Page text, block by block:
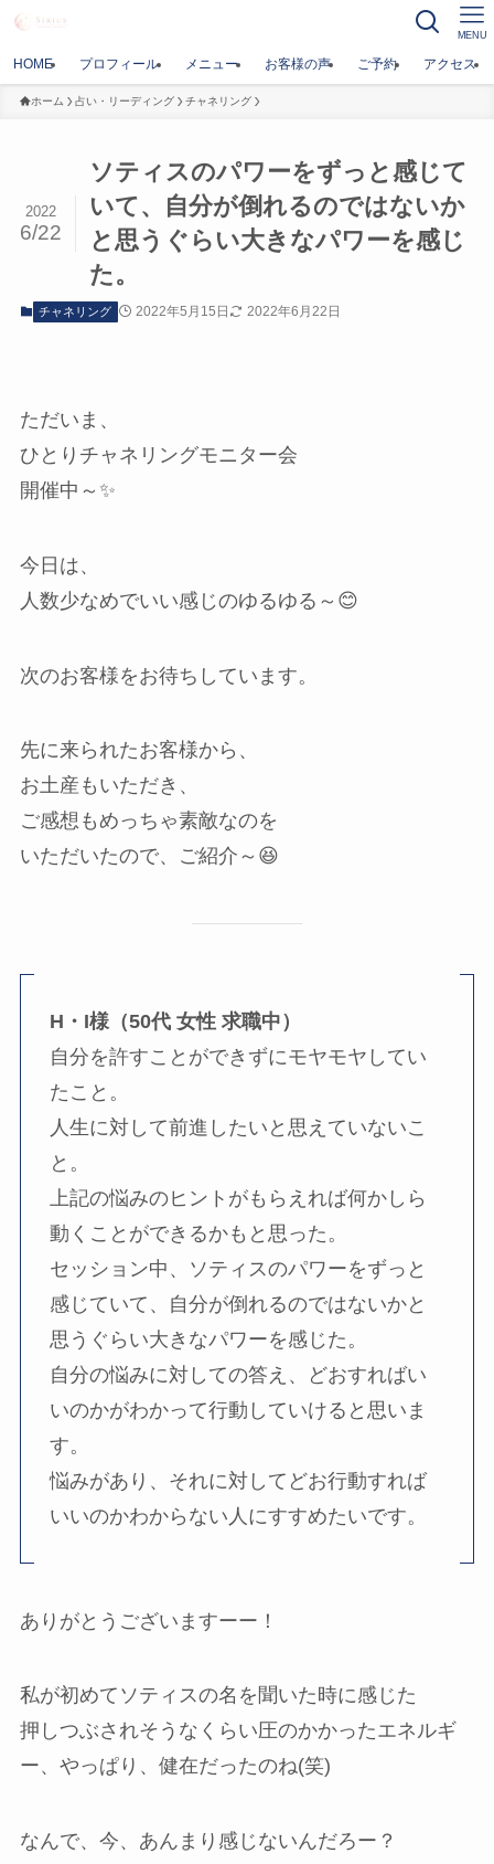
MENU
HOME プロフィール メニュー お客様の声 ご予約 アクセス
ホーム 占い・リーディング チャネリング
ソティスのパワーをずっと感じて
いて、自分が倒れるのではないか
と思うぐらい大きなパワーを感じ
た。
2022
6/22
チャネリング 2022年5月15日 2022年6月22日
ただいま、
ひとりチャネリングモニター会
開催中～✨
今日は、
人数少なめでいい感じのゆるゆる～😊
次のお客様をお待ちしています。
先に来られたお客様から、
お土産もいただき、
ご感想もめっちゃ素敵なのを
いただいたので、ご紹介～😆
H・I様（50代 女性 求職中）
自分を許すことができずにモヤモヤしてい
たこと。
人生に対して前進したいと思えていないこ
と。
上記の悩みのヒントがもらえれば何かしら
動くことができるかもと思った。
セッション中、ソティスのパワーをずっと
感じていて、自分が倒れるのではないかと
思うぐらい大きなパワーを感じた。
自分の悩みに対しての答え、どおすればい
いのかがわかって行動していけると思いま
す。
悩みがあり、それに対してどお行動すれば
いいのかわからない人にすすめたいです。
ありがとうございますーー！
私が初めてソティスの名を聞いた時に感じた
押しつぶされそうなくらい圧のかかったエネルギ
ー、やっぱり、健在だったのね(笑)
なんで、今、あんまり感じないんだろー？